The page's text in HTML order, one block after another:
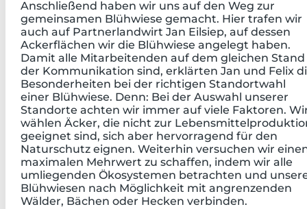
Anschließend haben wir uns auf den Weg zur
gemeinsamen Blühwiese gemacht. Hier trafen wir
auch auf Partnerlandwirt Jan Eilsiep, auf dessen
Ackerflächen wir die Blühwiese angelegt haben.
Damit alle Mitarbeitenden auf dem gleichen Stand
der Kommunikation sind, erklärten Jan und Felix
Besonderheiten bei der richtigen Standortwahl
einer Blühwiese. Denn: Bei der Auswahl unserer
Standorte achten wir immer auf viele Faktoren.
wählen Äcker, die nicht zur
geeignet sind, sich aber hervorragend für den
Naturschutz eignen. Weiterhin versuchen wir
maximalen Mehrwert zu schaffen, indem wir alle
umliegenden Ökosystemen betrachten und
Blühwiesen nach Möglichkeit mit angrenzenden
Wälder, Bächen oder Hecken verbinden.